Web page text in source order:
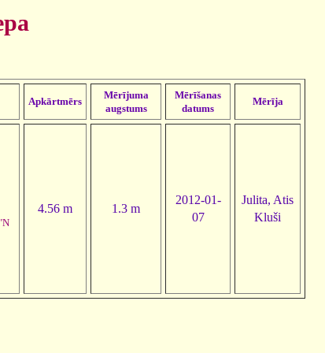
Apkārtmērs
Mērījuma
augstums
Mērīšanas
datums
Mērīja
4.56 m 1.3 m
2012-01-
07
Julita, Atis
Kluši